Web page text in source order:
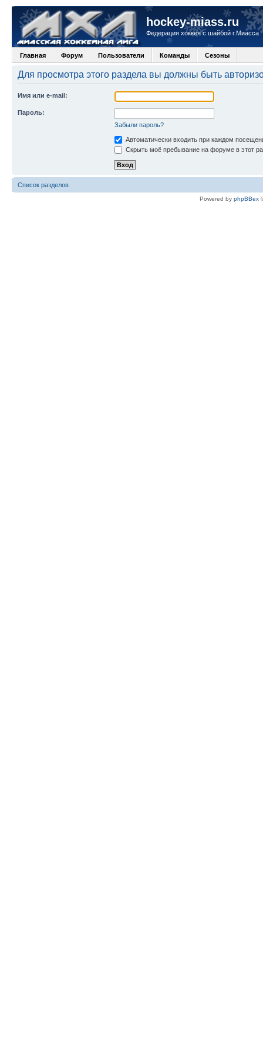
hockey-miass.ru
Федерация хоккея с шайбой г.Миасса
Главная Форум Пользователи Команды Сезоны
Для просмотра этого раздела вы должны быть
Имя или e-mail:
Пароль:
Забыли пароль?
Автоматически входить при каждом
Скрыть моё пребывание на форуме в этот
Список разделов
Powered by phpBBex